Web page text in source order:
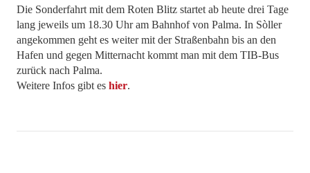
Die Sonderfahrt mit dem Roten Blitz startet ab heute drei Tage
lang jeweils um 18.30 Uhr am Bahnhof von Palma. In Sòller
angekommen geht es weiter mit der Straßenbahn bis an den
Hafen und gegen Mitternacht kommt man mit dem TIB-Bus
zurück nach Palma.
Weitere Infos gibt es hier.